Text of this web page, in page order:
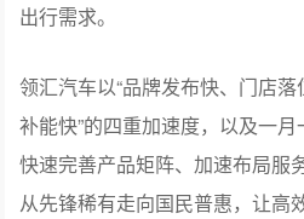
出行需求。
领汇汽车以“品牌发布快、门店
补能快”的四重加速度，以及一月
快速完善产品矩阵、加速布局服
从先锋稀有走向国民普惠，让高